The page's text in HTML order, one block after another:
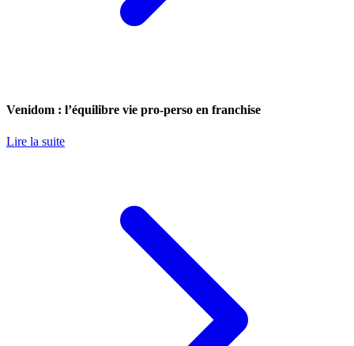
Venidom : l’équilibre vie pro-perso en franchise
Lire la suite